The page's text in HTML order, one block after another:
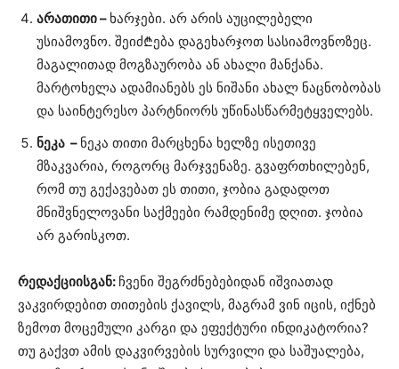
არათითი – ხარჯები. არ არის აუცილებელი
უსიამოვნო. შეიძ₾ება დაგეხარჯოთ სასიამოვნოზეც.
მაგალითად მოგზაურობა ან ახალი მანქანა.
მარტოხელა ადამიანებს ეს ნიშანი ახალ ნაცნობობას
და საინტერესო პარტნიორს უწინასწარმეტყველებს.
ნეკა – ნეკა თითი მარცხენა ხელზე ისეთივე
მზაკვარია, როგორც მარჯვენაზე. გვაფრთხილებენ,
რომ თუ გექავებათ ეს თითი, ჯობია გადადოთ
მნიშვნელოვანი საქმეები რამდენიმე დღით. ჯობია
არ გარისკოთ.
რედაქციისგან: ჩვენი შეგრძნებებიდან იშვიათად
ვაკვირდებით თითების ქავილს, მაგრამ ვინ იცის, იქნებ
ზემოთ მოცემული კარგი და ეფექტური ინდიკატორია?
თუ გაქვთ ამის დაკვირვების სურვილი და საშუალება,